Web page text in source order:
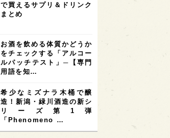
で買えるサプリ＆ドリンク
まとめ
お酒を飲める体質かどうか
をチェックする「アルコー
ルパッチテスト」─【専門
用語を知…
希少なミズナラ木桶で醸
造！新潟・緑川酒造の新シ
リーズ第1弾
「Phenomeno …